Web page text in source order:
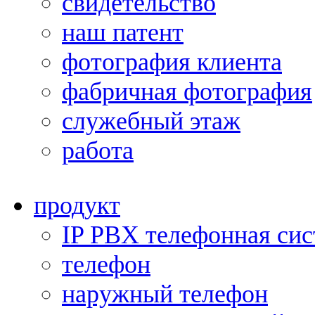
наш патент
фотография клиента
фабричная фотография
служебный этаж
работа
продукт
IP PBX телефонная
телефон
наружный телефон